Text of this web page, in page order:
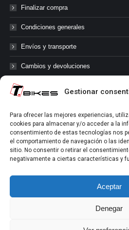
Gestionar
Para ofrecer las mejores experiencias,
cookies para almacenar y/o acceder a la
consentimiento de estas tecnologías nos
el comportamiento de navegación o las
sitio. No consentir o retirar el
negativamente a ciertas características y
Aceptar
Denegar
Finalizar compra
Condiciones generales
Envíos y transporte
Cambios y devoluciones
@tbikes.cat #tbikes
Síguenos en las redes sociales de
nuestras novedades, productos, salidas
y muchos más!